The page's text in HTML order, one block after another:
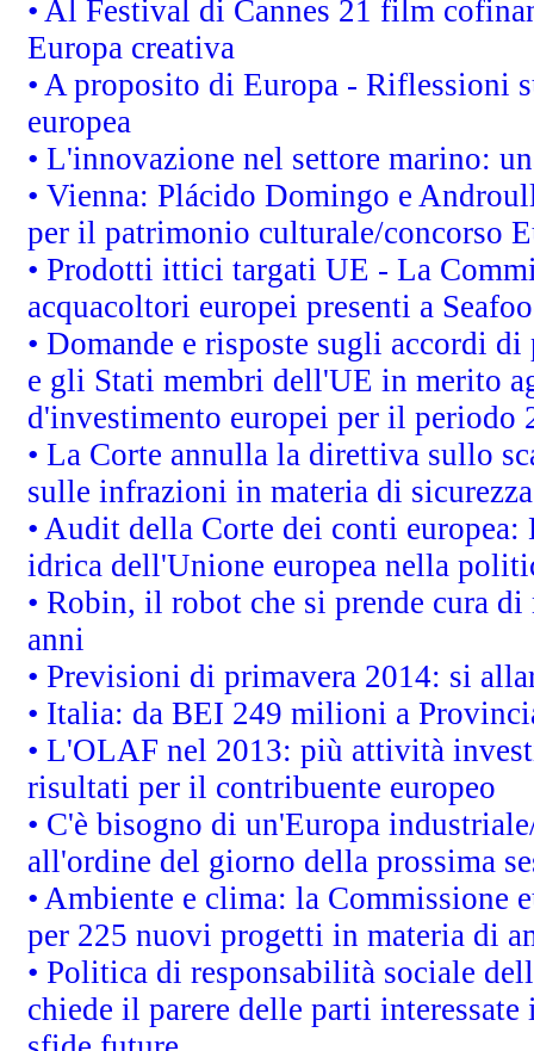
• Al Festival di Cannes 21 film
Europa creativa
• A proposito di Europa - Riflessioni
europea
• L'innovazione nel settore marino:
• Vienna: Plácido Domingo e
per il patrimonio culturale/concorso
• Prodotti ittici targati UE - La
acquacoltori europei presenti a
• Domande e risposte sugli accordi
e gli Stati membri dell'UE in merito
d'investimento europei per il periodo
• La Corte annulla la direttiva sullo
sulle infrazioni in materia di
• Audit della Corte dei conti
idrica dell'Unione europea nella
• Robin, il robot che si prende cura
anni
• Previsioni di primavera 2014: si
• Italia: da BEI 249 milioni a
• L'OLAF nel 2013: più attività
risultati per il contribuente europeo
• C'è bisogno di un'Europa
all'ordine del giorno della prossima
• Ambiente e clima: la Commissione
per 225 nuovi progetti in materia di
• Politica di responsabilità sociale
chiede il parere delle parti